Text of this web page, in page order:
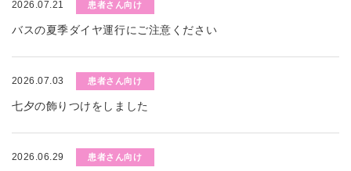
2026.07.21 患者さん向け
バスの夏季ダイヤ運行にご注意ください
2026.07.03 患者さん向け
七夕の飾りつけをしました
2026.06.29 患者さん向け